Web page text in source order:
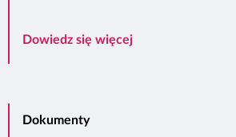
Dowiedz się więcejKonflikt interesów
Dokumenty